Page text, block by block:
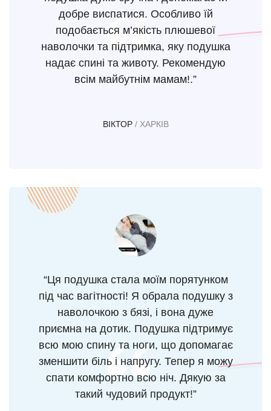
добре виспатися. Особливо їй
подобається м’якість плюшевої
наволочки та підтримка, яку подушка
надає спині та животу. Рекомендую
всім майбутнім мамам!.”
ВІКТОР / ХАРКІВ
“Ця подушка стала моїм порятунком
під час вагітності! Я обрала подушку з
наволочкою з бязі, і вона дуже
приємна на дотик. Подушка підтримує
всю мою спину та ноги, що допомагає
зменшити біль і напругу. Тепер я можу
спати комфортно всю ніч. Дякую за
такий чудовий продукт!”